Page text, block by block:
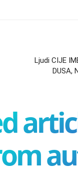
Ljudi CIJE
DUSA,